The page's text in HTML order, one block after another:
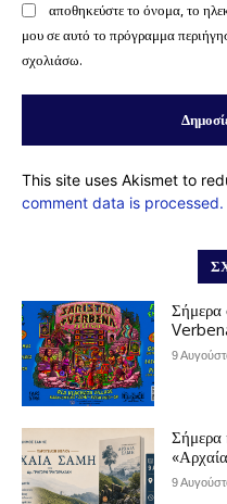
αποθηκεύστε το όνομα, το
μου σε αυτό το πρόγραμμα
σχολιάσω.
This site uses Akismet to
comment data is processed.
Σήμερα
9
Σήμερα
9